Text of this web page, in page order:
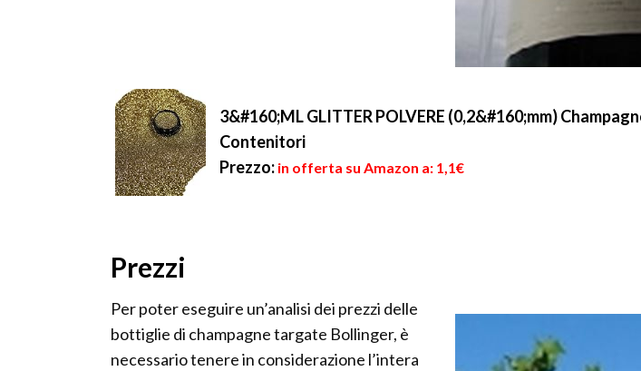
3&#160;ML GLITTER POLVERE (0,2&#160;mm)
Contenitori
Prezzo: in offerta su Amazon a: 1,1€
Prezzi
Per poter eseguire un’analisi dei prezzi delle
bottiglie di champagne targate Bollinger, è
necessario tenere in considerazione l’intera